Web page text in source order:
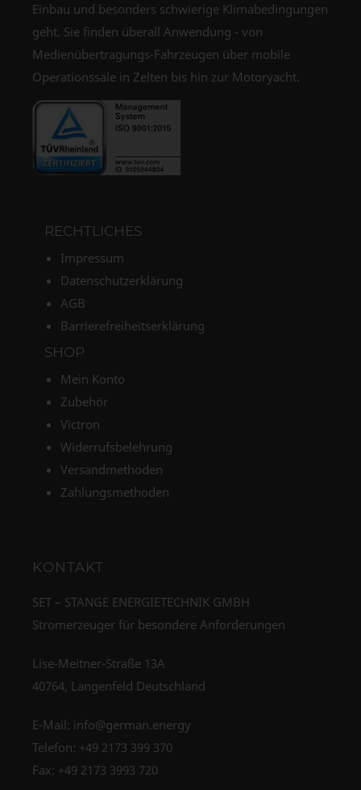
Einbau und besonders schwierige Klimabedingungen
geht. Sie finden überall Anwendung - von
Medienübertragungs-Fahrzeugen über mobile
Operationssäle in Zelten bis hin zur Motoryacht.
RECHTLICHES
Impressum
Datenschutzerklärung
AGB
Barrierefreiheitserklärung
SHOP
Mein Konto
Zubehör
Victron
Widerrufsbelehrung
Versandmethoden
Zahlungsmethoden
KONTAKT
SET – STANGE ENERGIETECHNIK GMBH
Stromerzeuger für besondere Anforderungen
Lise-Meitner-Straße 13A
40764, Langenfeld Deutschland
E-Mail: info@german.energy
Telefon: +49 2173 399 370
Fax: +49 2173 3993 720